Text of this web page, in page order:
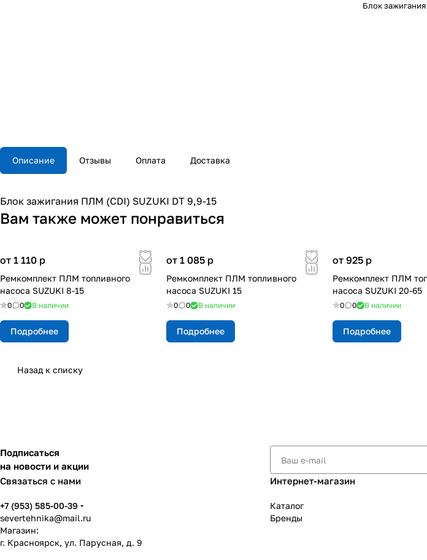
Блок
Описание Отзывы Оплата Доставка
Блок зажигания ПЛМ (CDI) SUZUKI DT 9,9-15
Вам также может понравиться
от 1 110 p
Ремкомплект ПЛМ топливного
насоса SUZUKI 8-15
0 0 В наличии
Подробнее
от 1 085 p
Ремкомплект ПЛМ топливного
насоса SUZUKI 15
0 0 В наличии
Подробнее
от 925 p
Ремкомплект ПЛМ
насоса SUZUKI 20-65
0 0 В наличии
Подробнее
Назад к списку
Подписаться
на новости и акции
Связаться с нами
+7 (953) 585-00-39
severtehnika@mail.ru
Магазин:
г. Красноярск, ул. Парусная, д. 9
Интернет-магазин
Каталог
Бренды